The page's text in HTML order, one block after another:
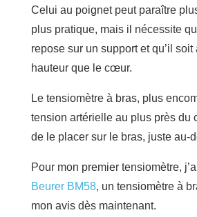
Celui au poignet peut paraître
plus pratique, mais il nécessite
repose sur un support et qu’il soit
hauteur que le cœur.
Le tensiomètre à bras, plus
tension artérielle au plus près du
de le placer sur le bras, juste au-
Pour mon premier tensiomètre,
Beurer BM58, un tensiomètre à
mon avis dès maintenant.